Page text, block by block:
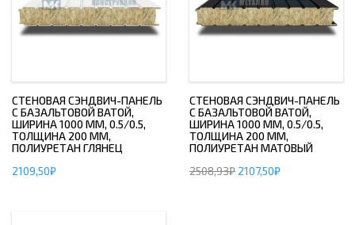
СТЕНОВАЯ СЭНДВИЧ-ПАНЕЛЬ
С БАЗАЛЬТОВОЙ ВАТОЙ,
ШИРИНА 1000 ММ, 0.5/0.5,
ТОЛЩИНА 200 ММ,
ПОЛИУРЕТАН ГЛЯНЕЦ
2109,50₽
СТЕНОВАЯ СЭНДВИЧ-ПАНЕЛЬ
С БАЗАЛЬТОВОЙ ВАТОЙ,
ШИРИНА 1000 ММ, 0.5/0.5,
ТОЛЩИНА 200 ММ,
ПОЛИУРЕТАН МАТОВЫЙ
2508,93₽ 2107,50₽